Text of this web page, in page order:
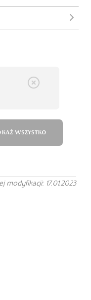
WSZYSTKO
modyfikacji: 17.01.2023